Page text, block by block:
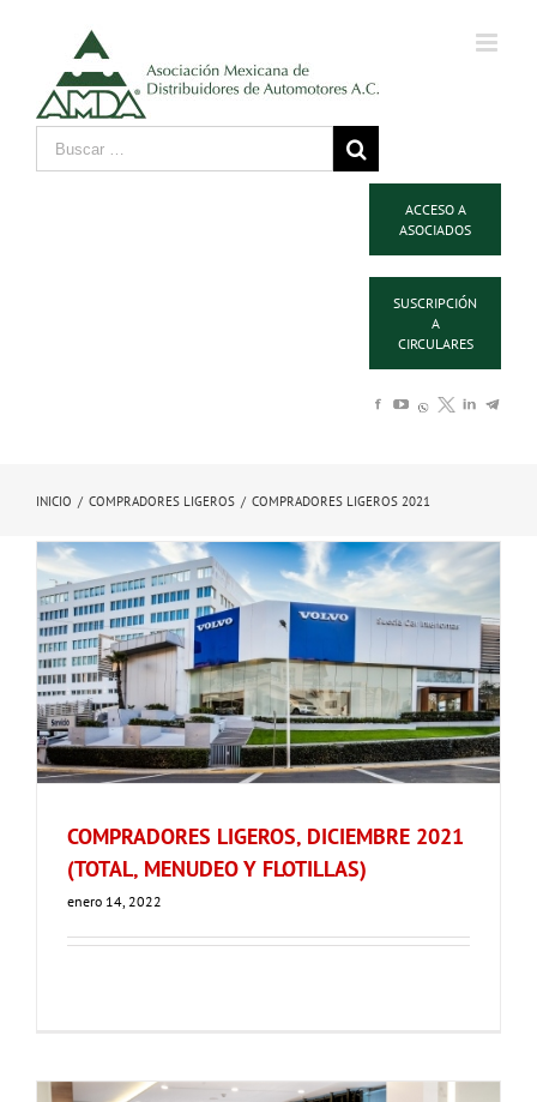
ACCESO A
ASOCIADOS
SUSCRIPCIÓN
A
CIRCULARES
INICIO / COMPRADORES LIGEROS / COMPRADORES LIGEROS 2021
COMPRADORES LIGEROS, DICIEMBRE 2021
(TOTAL, MENUDEO Y FLOTILLAS)
enero 14, 2022